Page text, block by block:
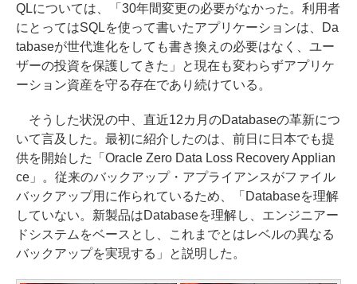
QLについては、「30年間変更の必要がなかった。利用者
にとってはSQLを使って書いたアプリケーションは、Da
tabaseが世代進化をしても書き換えの必要はなく、ユー
ザーの投資を保護してきた」と現在も変わらずアプリケ
ーション資産を守る存在であり続けている。
そうした状況の中、直近12カ月のDatabaseの革新につ
いて言及した。最初に紹介したのは、前日に日本でも提
供を開始した「Oracle Zero Data Loss Recovery Applian
ce」。従来のバックアップ・アプライアンスがファイル
バックアップ用に作られているため、「Databaseを理解
していない。新製品はDatabaseを理解し、エンジニアー
ドシステムをベースとし、これまでとはレベルの異なる
バックアップを実現する」と説明した。